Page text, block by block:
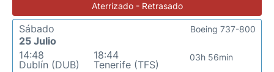
Aterrizado - Retrasado
Sábado
25 Julio
14:48
Dublín (DUB)
18:44
Tenerife (TFS)
03h 56min
Boeing 737-800